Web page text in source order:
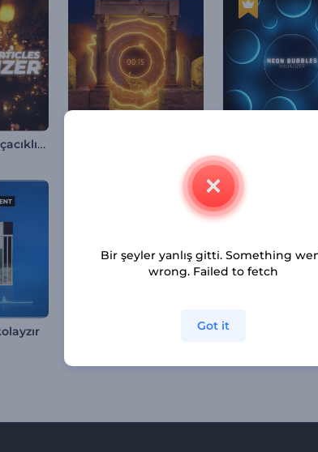
Parıldayan Parçacıklı Görselleştirici
Visualizador - Vórtices Abstractos
Bir şeyler yanlış gitti. Something
wrong. Failed to fetch
Got it